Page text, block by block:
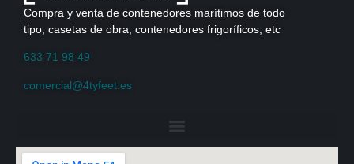
Compra y venta de contenedores marítimos de todo
tipo, casetas de obra, contenedores frigoríficos, etc
633 71 98 49
comercial@4tyfeet.es